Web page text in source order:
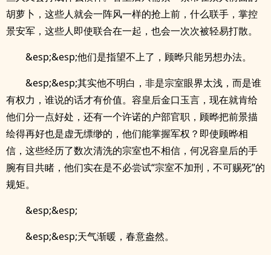
胡萝卜，这些人就会一阵风一样的抢上前，什么联手，掌控
景安军，这些人即使联合在一起，也会一次次被轻易打散。
&esp;&esp;他们是指望不上了，顾晔只能另想办法。
&esp;&esp;其实他不明白，非是宗室眼界太浅，而是谁
有权力，谁说的话才有价值。容皇后金口玉言，现在就肯给
他们分一点好处，还有一个许诺的户部官职，顾晔把前景描
绘得再好也是虚无缥缈的，他们能掌握军权？即使顾晔相
信，这些经历了数次清洗的宗室也不相信，何况容皇后的手
腕有目共睹，他们实在是不必尝试“宗室不加刑，不可赐死”的
规矩。
&esp;&esp;
&esp;&esp;天气渐暖，春意盎然。